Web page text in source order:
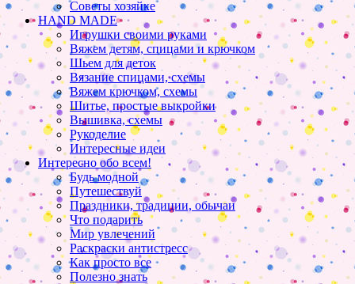
Советы хозяйке
HAND MADE
Игрушки своими руками
Вяжем детям, спицами и крючком
Шьем для деток
Вязание спицами, схемы
Вяжем крючком, схемы
Шитье, простые выкройки
Вышивка, схемы
Рукоделие
Интересные идеи
Интересно обо всем!
Будь модной
Путешествуй
Праздники, традиции, обычаи
Что подарить
Мир увлечений
Раскраски антистресс
Как просто все
Полезно знать